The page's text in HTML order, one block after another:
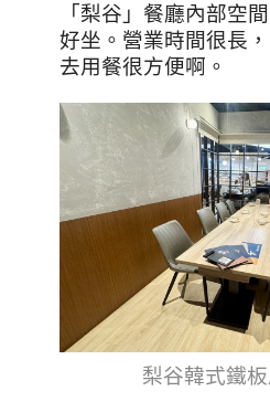
「梨谷」餐廳內部空
好坐。營業時間很長
去用餐很方便啊。
梨谷韓式鐵